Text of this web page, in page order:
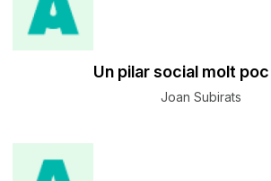
Un pilar social molt
Joan Subirats